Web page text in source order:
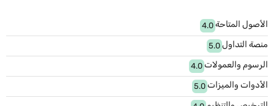
الأصول المتاحة 4.0
منصة التداول 5.0
الرسوم والعمولات 4.0
الأدوات والميزات 5.0